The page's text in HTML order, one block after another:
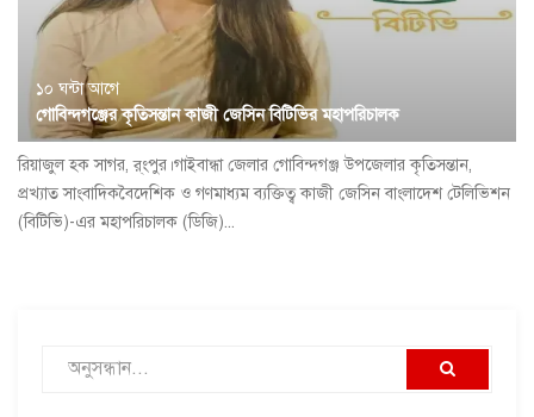
১০ ঘন্টা আগে
গোবিন্দগঞ্জের কৃতিসন্তান কাজী জেসিন বিটিভির মহাপরিচালক
রিয়াজুল হক সাগর, র্ংপুর।গাইবান্ধা জেলার গোবিন্দগঞ্জ উপজেলার কৃতিসন্তান,
প্রখ্যাত সাংবাদিকবৈদেশিক ও গণমাধ্যম ব্যক্তিত্ব কাজী জেসিন বাংলাদেশ টেলিভিশন
(বিটিভি)-এর মহাপরিচালক (ডিজি)...